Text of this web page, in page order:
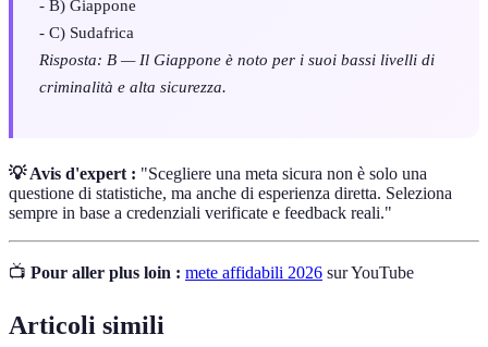
- B) Giappone
- C) Sudafrica
Risposta: B — Il Giappone è noto per i suoi bassi livelli di
criminalità e alta sicurezza.
💡 Avis d'expert : "Scegliere una meta sicura non è solo una
questione di statistiche, ma anche di esperienza diretta. Seleziona
sempre in base a credenziali verificate e feedback reali."
📺 Pour aller plus loin : mete affidabili 2026 sur YouTube
Articoli simili